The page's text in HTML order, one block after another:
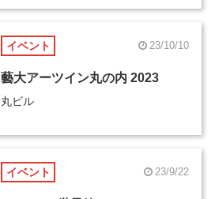
イベント 23/10/10
藝大アーツイン丸の内 2023
丸ビル
イベント 23/9/22